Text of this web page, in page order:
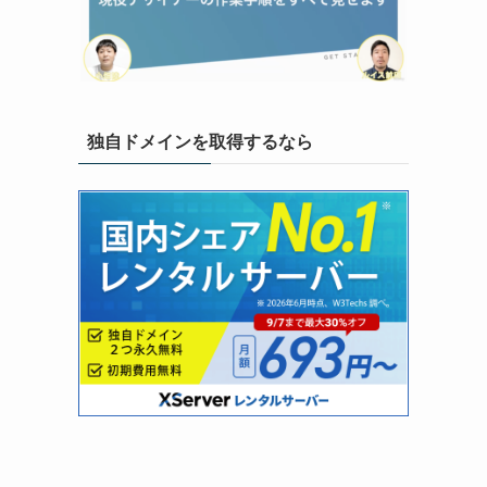
独自ドメインを取得するなら